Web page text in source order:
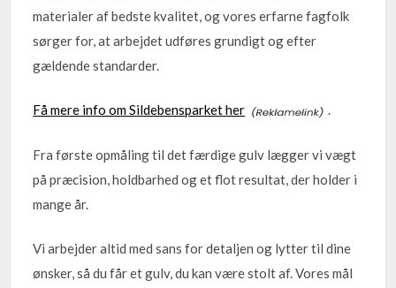
materialer af bedste kvalitet, og vores erfarne fagfolk
sørger for, at arbejdet udføres grundigt og efter
gældende standarder.
Få mere info om Sildebensparket her .
Fra første opmåling til det færdige gulv lægger vi vægt
på præcision, holdbarhed og et flot resultat, der holder i
mange år.
Vi arbejder altid med sans for detaljen og lytter til dine
ønsker, så du får et gulv, du kan være stolt af. Vores mål